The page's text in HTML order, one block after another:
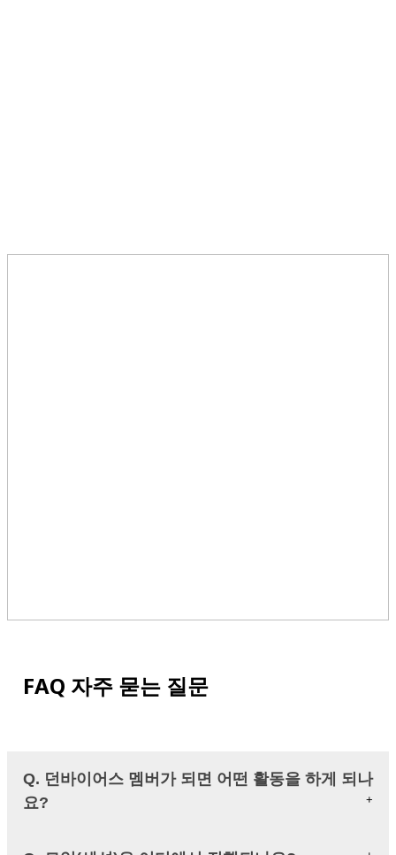
FAQ 자주 묻는 질문
Q. 던바이어스 멤버가 되면 어떤 활동을 하게 되나
요?